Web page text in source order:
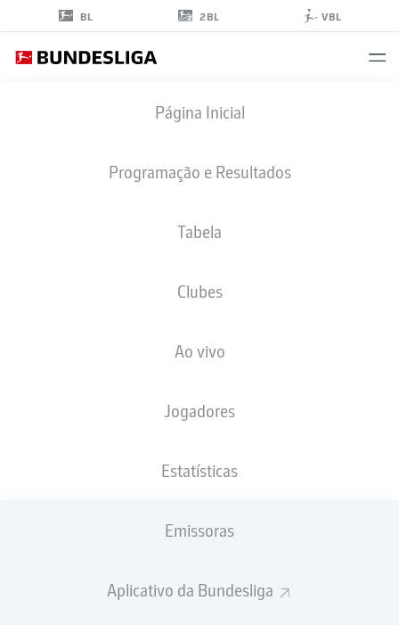
BL 2BL VBL
Página Inicial
Programação e Resultados
Tabela
Clubes
Ao vivo
Jogadores
Estatísticas
Emissoras
Aplicativo da Bundesliga